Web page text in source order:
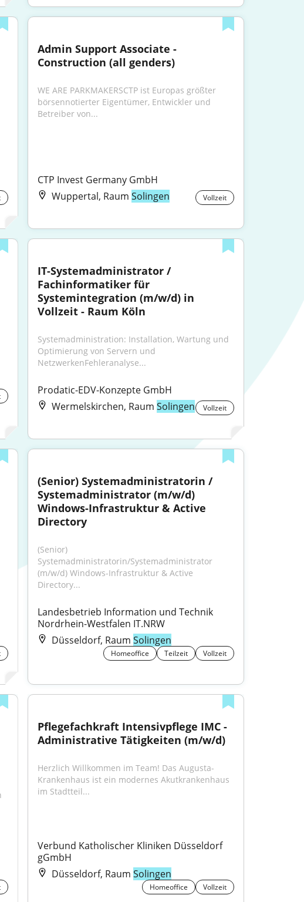
Admin Support Associate -
Construction (all genders)
WE ARE PARKMAKERSCTP ist Europas größter
börsennotierter Eigentümer, Entwickler und
Betreiber von...
CTP Invest Germany GmbH
Wuppertal, Raum Solingen Vollzeit
IT-Systemadministrator /
Fachinformatiker für
Systemintegration (m/w/d) in
Vollzeit - Raum Köln
Systemadministration: Installation, Wartung und
Optimierung von Servern und
NetzwerkenFehleranalyse...
Prodatic-EDV-Konzepte GmbH
Wermelskirchen, Raum Solingen Vollzeit
(Senior) Systemadministratorin /
Systemadministrator (m/w/d)
Windows-Infrastruktur & Active
Directory
(Senior)
Systemadministratorin/Systemadministrator
(m/w/d) Windows-Infrastruktur & Active
Directory...
Landesbetrieb Information und Technik
Nordrhein-Westfalen IT.NRW
Düsseldorf, Raum Solingen
Homeoffice Teilzeit Vollzeit
Pflegefachkraft Intensivpflege IMC -
Administrative Tätigkeiten (m/w/d)
Herzlich Willkommen im Team! Das Augusta-
Krankenhaus ist ein modernes Akutkrankenhaus
im Stadtteil...
Verbund Katholischer Kliniken Düsseldorf
gGmbH
Düsseldorf, Raum Solingen
Homeoffice Vollzeit